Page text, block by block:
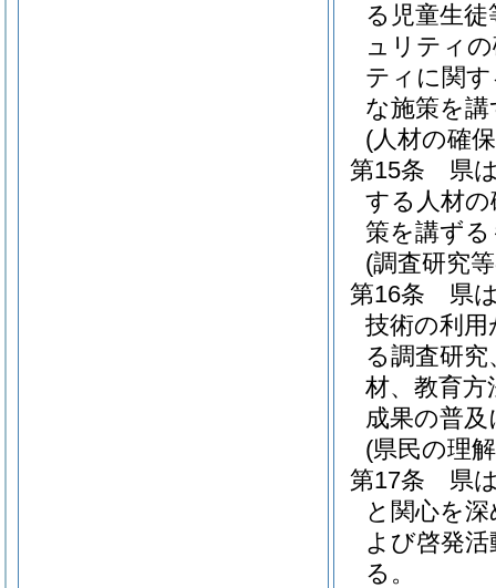
る児童生
ュリティ
ティに関
な施策を
(人材の確
第15条
県
する人材
策を講ず
(調査研究
第16条
県
技術の利
る調査研
材、教育
成果の普
(県民の理
第17条
県
と関心を
よび啓発
る。